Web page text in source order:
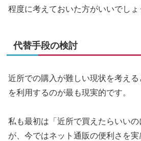
程度に考えておいた方がいいでしょ
代替手段の検討
近所での購入が難しい現状を考え
を利用するのが最も現実的です。
私も最初は「近所で買えたらいい
が、今ではネット通販の便利さを実